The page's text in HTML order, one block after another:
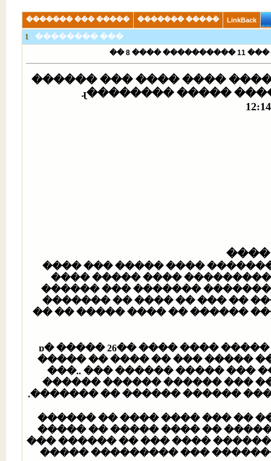
LinkBack
����� �������
����� ��� �������
��� �������� :
1
����
����� ������� �����
��� ���� ������ �� ���
������ ����� ��� ���
�����ђ� ���� ����� �� ��� ��
����� ����� ��� ����� ��
����� ���� ����� �����
���� ������� ������ �� ����/ ���� 2002 ������ ����� ���� ���� ��26 ��ɒ� ���
����� �� ���� �� ��� �����
���.. ��� ������ ����� ���
������ ������ ������ ���
����� ���� �� ������ �����
������ ����� ���� �����
����� ���� ��� ��� ���
��� �����.. ���� ������ ����� ���� ��� ���ϡ ������� ��� ���������